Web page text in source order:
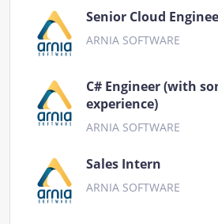
Senior Cloud
ARNIA SOFTWARE
C# Engineer (with
experience)
ARNIA SOFTWARE
Sales Intern
ARNIA SOFTWARE